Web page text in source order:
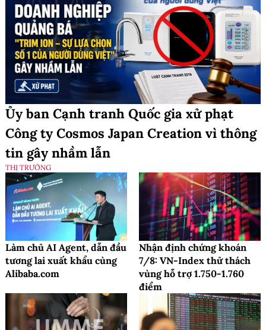
Ủy ban Cạnh tranh Quốc gia xử phạt
Công ty Cosmos Japan Creation vì thông
tin gây nhầm lẫn
THỊ TRƯỜNG
Làm chủ AI Agent, dẫn đầu
tương lai xuất khẩu cùng
Alibaba.com
Nhận định chứng khoán
7/8: VN-Index thử thách
vùng hỗ trợ 1.750-1.760
điểm